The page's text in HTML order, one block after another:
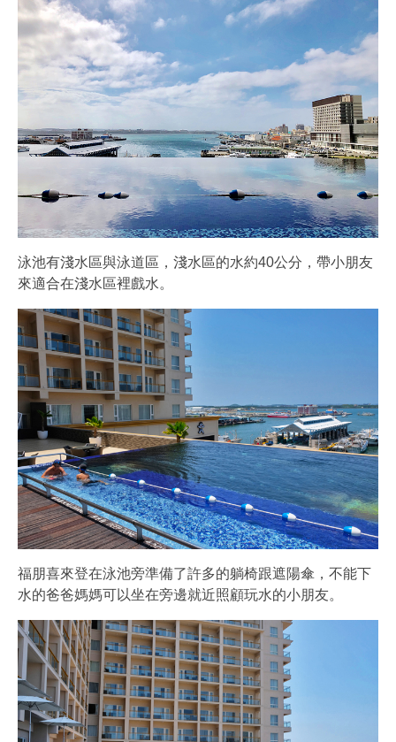
泳池有淺水區與泳道區，淺水區的水約40公分，帶小朋友
來適合在淺水區裡戲水。
福朋喜來登在泳池旁準備了許多的躺椅跟遮陽傘，不能下
水的爸爸媽媽可以坐在旁邊就近照顧玩水的小朋友。